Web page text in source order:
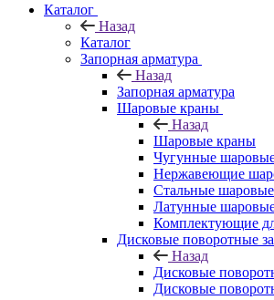
Каталог
Назад
Каталог
Запорная арматура
Назад
Запорная арматура
Шаровые краны
Назад
Шаровые краны
Чугунные
Нержавеющие
Стальные
Латунные
Комплектующие
Дисковые поворотные
Назад
Дисковые
Дисковые